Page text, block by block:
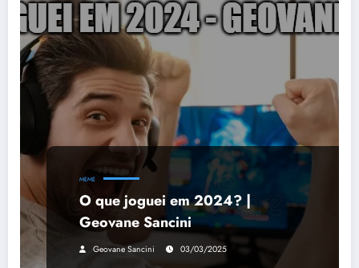
MEME
O que joguei em 2024? |
Geovane Sancini
Geovane Sancini 03/03/2025